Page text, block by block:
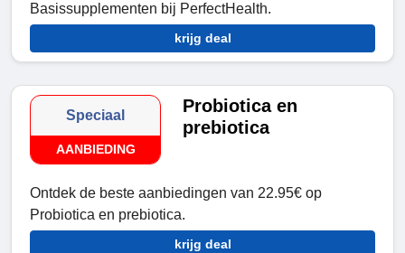
Basissupplementen bij PerfectHealth.
krijg deal
Speciaal
AANBIEDING
Probiotica en
prebiotica
Ontdek de beste aanbiedingen van 22.95€ op
Probiotica en prebiotica.
krijg deal